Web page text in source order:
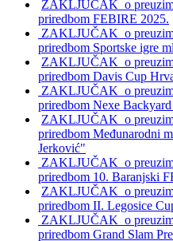
ZAKLJUČAK o
priredbom FEBIRE 2025.
ZAKLJUČAK o
priredbom Sportske igre
ZAKLJUČAK o
priredbom Davis Cup
ZAKLJUČAK o
priredbom Nexe
ZAKLJUČAK o
priredbom Međunarodni
Jerković"
ZAKLJUČAK o
priredbom 10. Baranjski
ZAKLJUČAK o
priredbom II. Legosice
ZAKLJUČAK o
priredbom Grand Slam